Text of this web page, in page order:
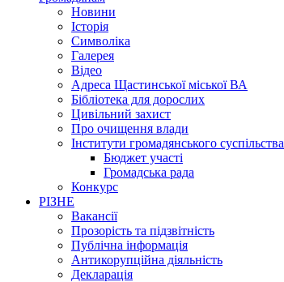
Новини
Історія
Символіка
Галерея
Відео
Адреса Щастинської міської ВА
Бібліотека для дорослих
Цивільний захист
Про очищення влади
Інститути громадянського суспільства
Бюджет участі
Громадська рада
Конкурс
РІЗНЕ
Вакансії
Прозорість та підзвітність
Публічна інформація
Антикорупційна діяльність
Декларація